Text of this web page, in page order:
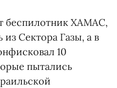
беспилотник ХАМАС,
Сектора Газы, а в
10
пытались